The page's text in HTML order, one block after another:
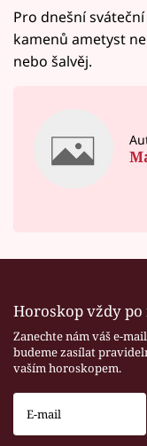
Pro dnešní
kamenů ametyst
nebo šalvěj.
Horoskop vždy po
Zanechte nám váš e-
budeme zasílat
vaším horoskopem.